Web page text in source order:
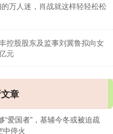
万人迷，肖战就这样轻轻松松
控股股东及监事刘冀鲁拟向女
元
章
爱国者”，基辅今冬或被迫疏
中停火